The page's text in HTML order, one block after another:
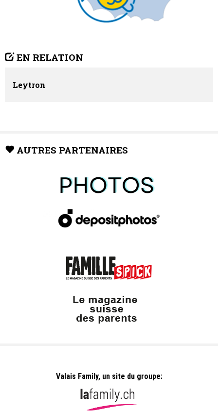
EN RELATION
Leytron
AUTRES PARTENAIRES
Valais Family, un site du groupe: